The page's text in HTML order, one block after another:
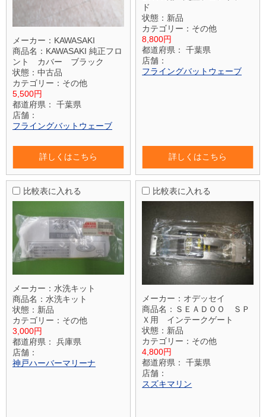
メーカー： KAWASAKI
商品名： KAWASAKI 純正フロ
ント カバー ブラック
状態： 中古品
カテゴリー： その他
5,500円
都道府県：
千葉県
店舗：
フライングバットウェーブ
詳しくはこちら
ド
状態： 新品
カテゴリー： その他
8,800円
都道府県：
千葉県
店舗：
フライングバットウェーブ
詳しくはこちら
比較表に入れる
メーカー： 水洗キット
商品名： 水洗キット
状態： 新品
カテゴリー： その他
3,000円
都道府県：
兵庫県
店舗：
神戸ハーバーマリーナ
比較表に入れる
メーカー： オデッセイ
商品名： ＳＥＡＤＯＯ ＳＰ
Ｘ用 インテークゲート
状態： 新品
カテゴリー： その他
4,800円
都道府県：
千葉県
店舗：
スズキマリン